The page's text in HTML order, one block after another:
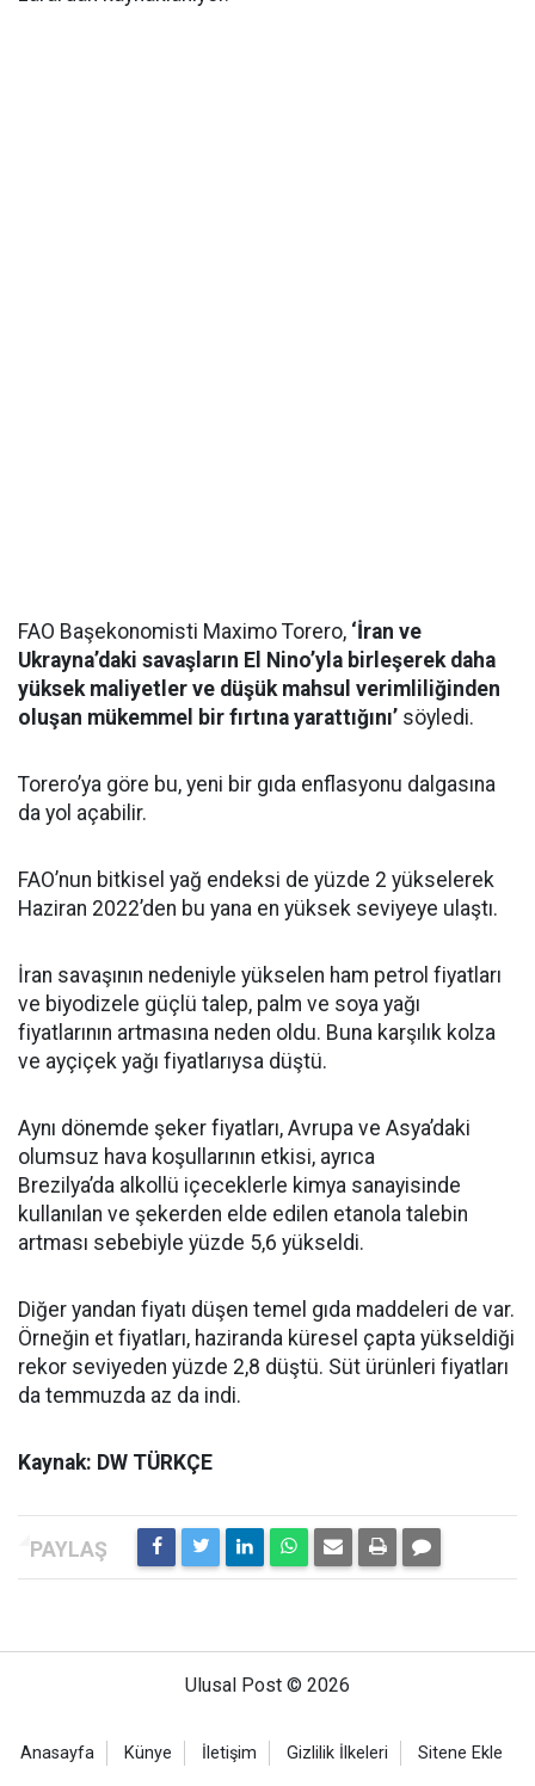
FAO Başekonomisti Maximo Torero, ‘İran ve
Ukrayna’daki savaşların El Nino’yla birleşerek daha
yüksek maliyetler ve düşük mahsul verimliliğinden
oluşan mükemmel bir fırtına yarattığını’ söyledi.
Torero’ya göre bu, yeni bir gıda enflasyonu dalgasına
da yol açabilir.
FAO’nun bitkisel yağ endeksi de yüzde 2 yükselerek
Haziran 2022’den bu yana en yüksek seviyeye ulaştı.
İran savaşının nedeniyle yükselen ham petrol fiyatları
ve biyodizele güçlü talep, palm ve soya yağı
fiyatlarının artmasına neden oldu. Buna karşılık kolza
ve ayçiçek yağı fiyatlarıysa düştü.
Aynı dönemde şeker fiyatları, Avrupa ve Asya’daki
olumsuz hava koşullarının etkisi, ayrıca
Brezilya’da alkollü içeceklerle kimya sanayisinde
kullanılan ve şekerden elde edilen etanola talebin
artması sebebiyle yüzde 5,6 yükseldi.
Diğer yandan fiyatı düşen temel gıda maddeleri de var.
Örneğin et fiyatları, haziranda küresel çapta yükseldiği
rekor seviyeden yüzde 2,8 düştü. Süt ürünleri fiyatları
da temmuzda az da indi.
Kaynak: DW TÜRKÇE
Ulusal Post © 2026
Anasayfa Künye İletişim Gizlilik İlkeleri Sitene Ekle